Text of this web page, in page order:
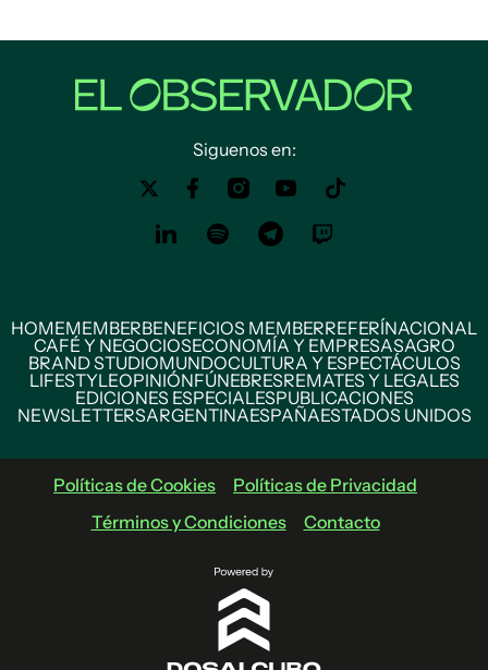
Siguenos en:
HOMEMEMBERBENEFICIOS MEMBERREFERÍNACIONAL
CAFÉ Y NEGOCIOSECONOMÍA Y EMPRESASAGRO
BRAND STUDIOMUNDOCULTURA Y ESPECTÁCULOS
LIFESTYLEOPINIÓNFÚNEBRESREMATES Y LEGALES
EDICIONES ESPECIALESPUBLICACIONES
NEWSLETTERSARGENTINAESPAÑAESTADOS UNIDOS
Políticas de Cookies
Políticas de Privacidad
Términos y Condiciones
Contacto